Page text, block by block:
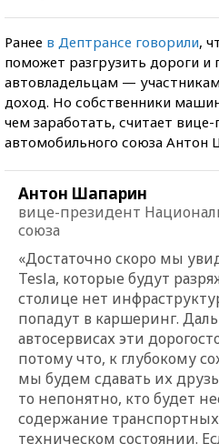
Ранее в Дептрансе говорили,
поможет разгрузить дороги и
автовладельцам —
доход. Но собственники
чем заработать, считает
автомобильного союза Антон
Антон Шапарин
вице-президент
союза
«Достаточно скоро мы
Tesla, которые будут
столице нет
попадут в каршеринг.
автосервисах эти
потому что, к глубокому
мы будем сдавать их
то непонятно, кто будет
содержание
техническом состоянии.